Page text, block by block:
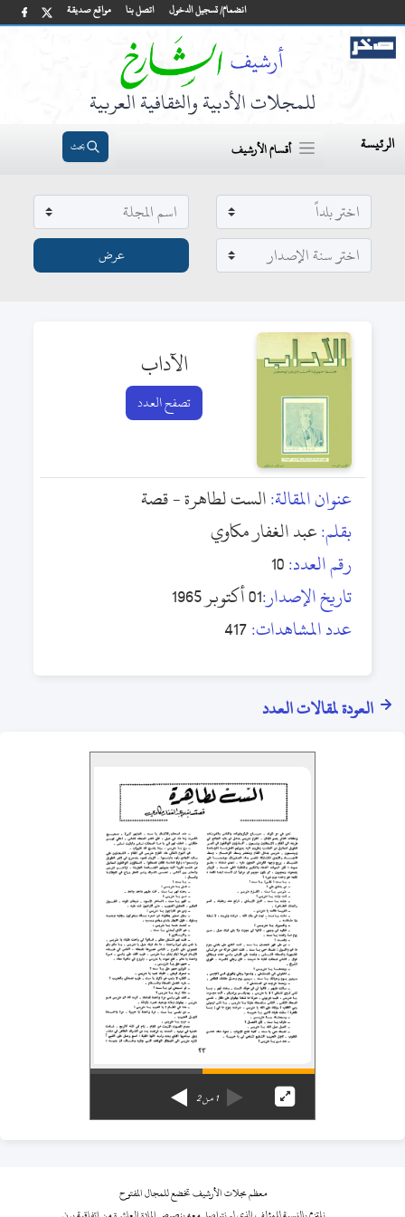
مواقع صديقة اتصل بنا انضمام/ تسجيل الدخول
للمجلات الأدبية والثقافية العربية
الرئيسة أقسام الأرشيف بحث
الآداب
تصفح العدد
عنوان المقالة:الست لطاهرة - قصة
بقلم:عبد الغفار مكاوي
رقم العدد:10
تاريخ الإصدار:01 أكتوبر 1965
عدد المشاهدات:417
العودة لمقالات العدد
1من2
معظم مجلات الأرشيف تخضع للمجال المفتوح